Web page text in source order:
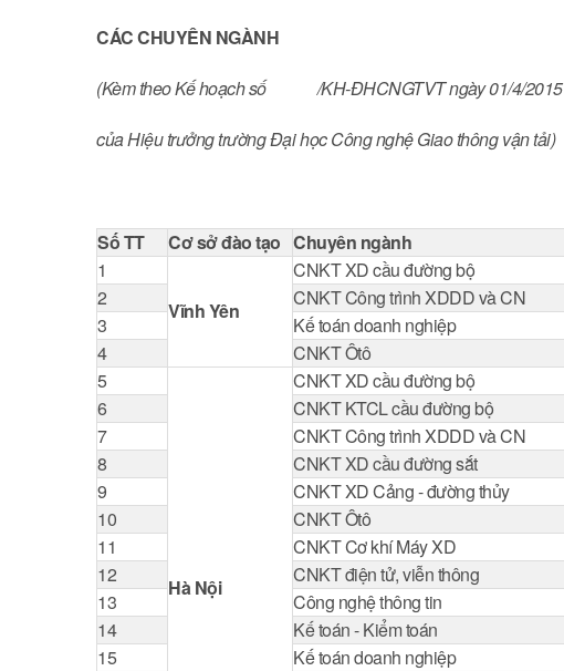
CÁC CHUYÊN NGÀNH
(Kèm theo Kế hoạch số /KH-ĐHCNGTVT ngày 01/4/2015
của Hiệu trưởng trường Đại học Công nghệ Giao thông vận tải)
Số TT Cơ sở đào tạo Chuyên ngành
1
Vĩnh Yên
CNKT XD cầu đường bộ
2
CNKT Công trình XDDD và CN
3
Kế toán doanh nghiệp
4
CNKT Ôtô
5
Hà Nội
CNKT XD cầu đường bộ
6
CNKT KTCL cầu đường bộ
7
CNKT Công trình XDDD và CN
8
CNKT XD cầu đường sắt
9
CNKT XD Cảng - đường thủy
10
CNKT Ôtô
11
CNKT Cơ khí Máy XD
12
CNKT điện tử, viễn thông
13
Công nghệ thông tin
14
Kế toán - Kiểm toán
15
Kế toán doanh nghiệp